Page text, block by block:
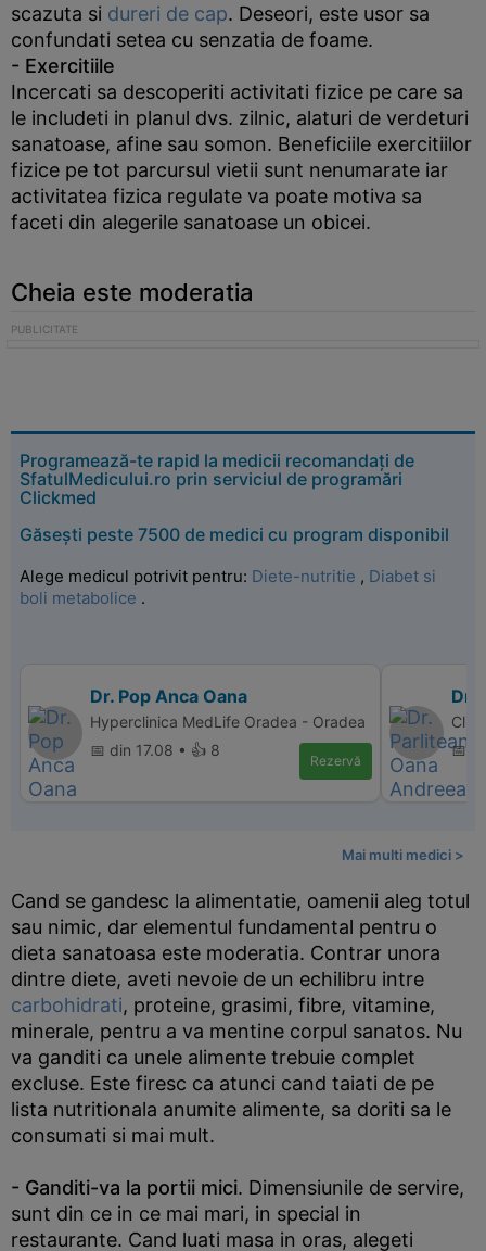
scazuta si dureri de cap. Deseori, este usor sa
confundati setea cu senzatia de foame.
- Exercitiile
Incercati sa descoperiti activitati fizice pe care sa
le includeti in planul dvs. zilnic, alaturi de verdeturi
sanatoase, afine sau somon. Beneficiile exercitiilor
fizice pe tot parcursul vietii sunt nenumarate iar
activitatea fizica regulate va poate motiva sa
faceti din alegerile sanatoase un obicei.
Cheia este moderatia
Programează-te rapid la medicii recomandați de
SfatulMedicului.ro prin serviciul de programări
Clickmed
Găsești peste 7500 de medici cu program disponibil
Alege medicul potrivit pentru: Diete-nutritie , Diabet si
boli metabolice .
Dr. Pop Anca Oana
Hyperclinica MedLife Oradea - Oradea
📅 din 17.08 • 👍 8
Rezervă
Dr.
📅
Mai multi medici >
Cand se gandesc la alimentatie, oamenii aleg totul
sau nimic, dar elementul fundamental pentru o
dieta sanatoasa este moderatia. Contrar unora
dintre diete, aveti nevoie de un echilibru intre
carbohidrati, proteine, grasimi, fibre, vitamine,
minerale, pentru a va mentine corpul sanatos. Nu
va ganditi ca unele alimente trebuie complet
excluse. Este firesc ca atunci cand taiati de pe
lista nutritionala anumite alimente, sa doriti sa le
consumati si mai mult.
- Ganditi-va la portii mici. Dimensiunile de servire,
sunt din ce in ce mai mari, in special in
restaurante. Cand luati masa in oras, alegeti